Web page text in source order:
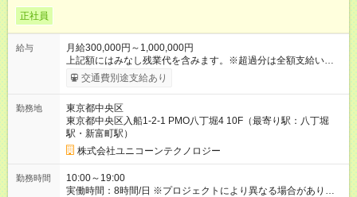
正社員
給与
月給300,000円～1,000,000円
上記額にはみなし残業代を含みます。※超過分は全額支給いたし
ます。 みなし残業代 10,000円／月 みなし残業時間 6時間／月
前職から年収300万円アップの実績も多数あり！ 《経験5年以
以上》 月給32万円以上+スキルアップ成果給+各種手当 ★月給50
万円以上での採用実績有！ ★経験・スキルを考慮の上、加給、
優遇いたします（ITジャンル問わず） 【昇給】 ☆適時昇給制度
（毎月／最大年12回考査） ※1年間で月収25万円以上の昇給実
績あり 【手当】 ☆交通費全額支給 ☆時間外、深夜、休日各種手
当 ☆資格手当（推奨資格昇給、手当、受験費用負担） ※入社2
週間での取得・11ヶ月連続取得・1人に対し150万円の支払い実
交通費別途支給あり
勤務地
東京都中央区
東京都中央区入船1-2-1 PMO八丁堀4 10F（最寄り駅：八丁堀
駅・新富町駅）
株式会社ユニコーンテクノロジー
勤務時間
10:00～19:00
実働時間：8時間/日 ※プロジェクトにより異なる場合がありま